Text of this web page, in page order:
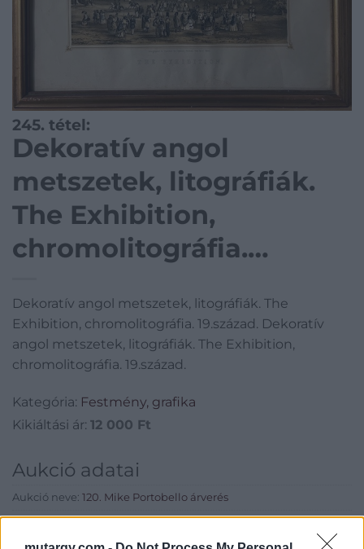
245. tétel:
Dekoratív angol
metszetek, litográfiák.
The Exhibition,
chromolitográfia.
angol metszetek,
litográfiák. The
Exhibition,
chromolitográfia.
Dekoratív angol metszetek, litográfiák. The
Exhibition, chromolitográfia. 19.század. Dekoratív
angol metszetek, litográfiák. The Exhibition,
chromolitográfia. 19.század.
Kategória: Festmény, grafika
Kikiáltási ár: 12 000 Ft
Aukció adatai
Aukció neve: 120. Mike Portobello árverés